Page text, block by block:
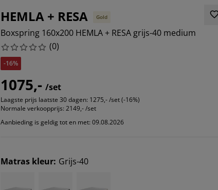
HEMLA + RESA Gold
Boxspring 160x200 HEMLA + RESA grijs-40 medium
(0)
-16%
1075,- /set
Laagste prijs laatste 30 dagen: 1275,- /set (-16%)
Normale verkoopprijs: 2149,- /set
Aanbieding is geldig tot en met: 09.08.2026
Matras kleur: Grijs-40